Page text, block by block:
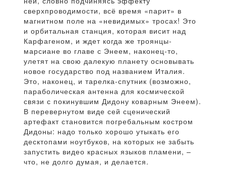
сверхпроводимости, всё время «парит» в
магнитном поле на «невидимых» тросах! Это
и орбитальная станция, которая висит над
Карфагеном, и ждет когда же троянцы-
марсиане во главе с Энеем, наконец-то,
улетят на свою далекую планету основывать
новое государство под названием Италия.
Это, наконец, и тарелка-спутник (возможно,
параболическая антенна для космической
связи с покинувшим Дидону коварным Энеем).
В перевернутом виде сей сценический
артефакт становится погребальным костром
Дидоны: надо только хорошо утыкать его
десктопами ноутбуков, на которых не забыть
запустить видео красных языков пламени, –
что, не долго думая, и делается.